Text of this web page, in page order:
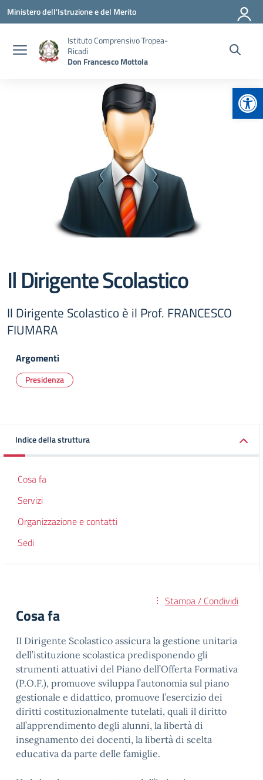
Vai ai contenuti
Vai al menu di navigazione
Vai al footer
Ministero dell'Istruzione e del Merito
Istituto Comprensivo Tropea-
Ricadi
Don Francesco Mottola
Il Dirigente Scolastico
Il Dirigente Scolastico è il Prof. FRANCESCO
FIUMARA
Argomenti
Presidenza
Indice della struttura
Cosa fa
Servizi
Organizzazione e contatti
Sedi
Stampa / Condividi
Cosa fa
II Dirigente Scolastico assicura la gestione unitaria
dell’istituzione scolastica predisponendo gli
strumenti attuativi del Piano dell’Offerta Formativa
(P.O.F.), promuove sviluppa l’autonomia sul piano
gestionale e didattico, promuove l’esercizio dei
diritti costituzionalmente tutelati, quali il diritto
all’apprendimento degli alunni, la libertà di
insegnamento dei docenti, la libertà di scelta
educativa da parte delle famiglie.